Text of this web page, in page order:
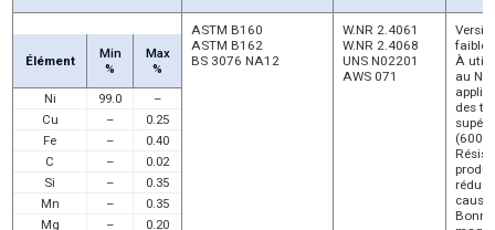
Élément
Min
%
Max
%
Ni
99.0
–
Cu
–
0.25
Fe
–
0.40
C
–
0.02
Si
–
0.35
Mn
–
0.35
Mg
–
0.20
ASTM B160
ASTM B162
BS 3076 NA12
W.NR 2.4061
W.NR 2.4068
UNS N02201
AWS 071
faible
À
au
des